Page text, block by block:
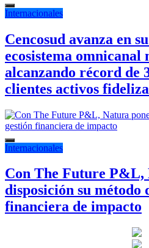
Internacionales
Cencosud avanza en
ecosistema
alcanzando récord de
clientes activos
Internacionales
Con The Future P&L,
disposición su método
financiera de impacto